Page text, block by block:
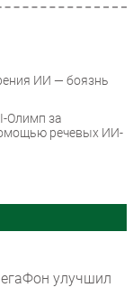
ИИ — боязнь
Олимп за
речевых ИИ-
улучшил